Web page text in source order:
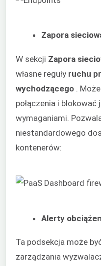
Zapora
W sekcji Zapora
własne reguły ruchu
wychodzącego
.
połączenia i
wymaganiami.
niestandardowego
kontenerów:
Alerty
Ta podsekcja może
zarządzania